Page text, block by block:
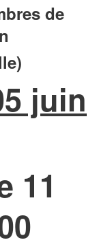
de
juin
11